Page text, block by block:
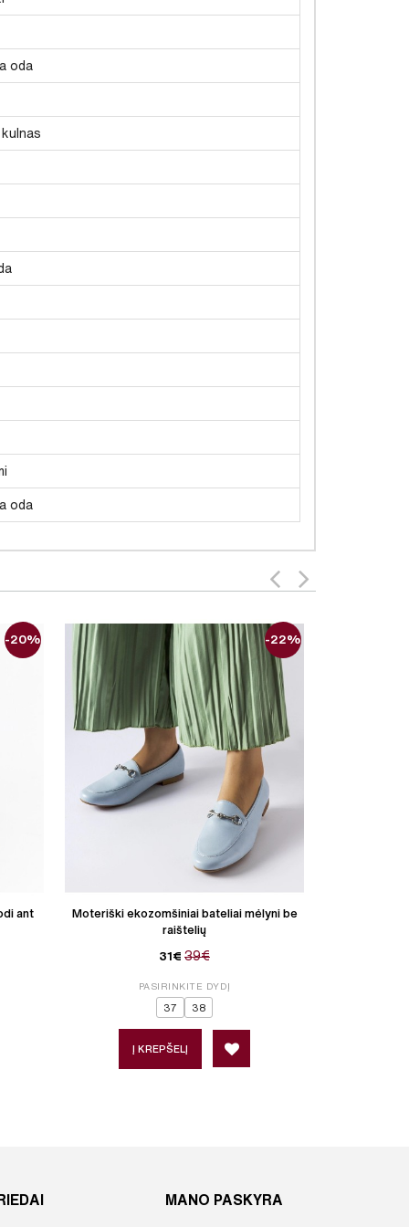
oda
oda
ant
-20%
Moteriški ekozomšiniai bateliai mėlyni be
raištelių
31€ 39€
-22%
PASIRINKITE DYDĮ
37 38
Į KREPŠELĮ
MANO PASKYRA